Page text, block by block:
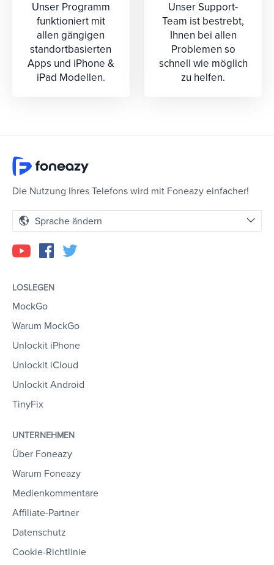
Unser Programm
funktioniert mit
allen gängigen
standortbasierten
Apps und iPhone &
iPad Modellen.
Unser Support-
Team ist bestrebt,
Ihnen bei allen
Problemen so
schnell wie möglich
zu helfen.
Die Nutzung Ihres Telefons wird mit Foneazy einfacher!
Sprache ändern
LOSLEGEN
MockGo
Warum MockGo
Unlockit iPhone
Unlockit iCloud
Unlockit Android
TinyFix
UNTERNEHMEN
Über Foneazy
Warum Foneazy
Medienkommentare
Affiliate-Partner
Datenschutz
Cookie-Richtlinie